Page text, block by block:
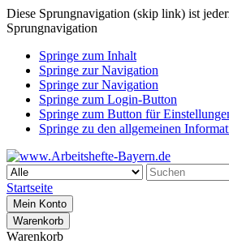
Diese Sprungnavigation (skip link) ist
Sprungnavigation
Springe zum Inhalt
Springe zur Navigation
Springe zur Navigation
Springe zum Login-Button
Springe zum Button für
Springe zu den allgemeinen
Startseite
Mein Konto
Warenkorb
Warenkorb